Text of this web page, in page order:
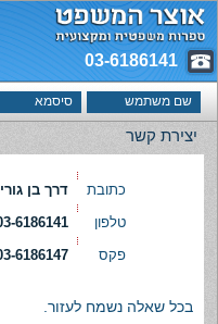
03-6186141
יצירת קשר
כתובת
דרך בן גוריון דוד 34,
טלפון
6186141
פקס
6186147
בכל שאלה נשמח לעזור.